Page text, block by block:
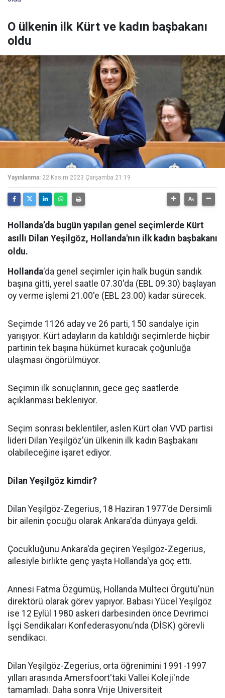
O ülkenin ilk Kürt ve kadın başbakanı
oldu
Yayınlanma: 22 Kasım 2023 Çarşamba 21:19
Hollanda’da bugün yapılan genel seçimlerde Kürt
asıllı Dilan Yeşilgöz, Hollanda'nın ilk kadın başbakanı
oldu.
Hollanda'da genel seçimler için halk bugün sandık
başına gitti, yerel saatle 07.30'da (EBL 09.30) başlayan
oy verme işlemi 21.00'e (EBL 23.00) kadar sürecek.
Seçimde 1126 aday ve 26 parti, 150 sandalye için
yarışıyor. Kürt adayların da katıldığı seçimlerde hiçbir
partinin tek başına hükümet kuracak çoğunluğa
ulaşması öngörülmüyor.
Seçimin ilk sonuçlarının, gece geç saatlerde
açıklanması bekleniyor.
Seçim sonrası beklentiler, aslen Kürt olan VVD partisi
lideri Dilan Yeşilgöz'ün ülkenin ilk kadın Başbakanı
olabileceğine işaret ediyor.
Dilan Yeşilgöz kimdir?
Dilan Yeşilgöz-Zegerius, 18 Haziran 1977'de Dersimli
bir ailenin çocuğu olarak Ankara'da dünyaya geldi.
Çocukluğunu Ankara'da geçiren Yeşilgöz-Zegerius,
ailesiyle birlikte genç yaşta Hollanda'ya göç etti.
Annesi Fatma Özgümüş, Hollanda Mülteci Örgütü'nün
direktörü olarak görev yapıyor. Babası Yücel Yeşilgöz
ise 12 Eylül 1980 askeri darbesinden önce Devrimci
İşçi Sendikaları Konfederasyonu’nda (DİSK) görevli
sendikacı.
Dilan Yeşilgöz-Zegerius, orta öğrenimini 1991-1997
yılları arasında Amersfoort'taki Vallei Koleji'nde
tamamladı. Daha sonra Vrije Universiteit